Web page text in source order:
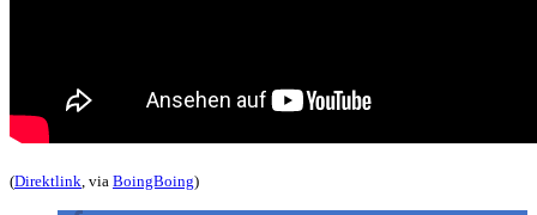
(Direktlink , via BoingBoing)